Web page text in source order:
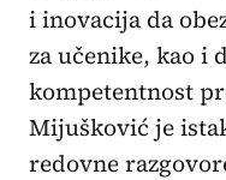
i inovacija da
za učenike, kao i
kompetentnost
Mijušković je
redovne